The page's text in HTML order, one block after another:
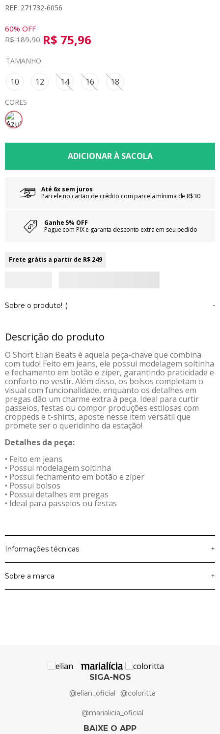
REF: 271732-6056
60% OFF
R$ 189,90 R$ 75,96
TAMANHO
10 12 14 16 18
CORES
Até 6x sem juros
Parcele no cartão de crédito com parcela mínima de R$30
Ganhe 5% OFF
Pague com PIX e garanta desconto extra em seu pedido
Frete grátis a partir de R$ 249
Sobre o produto! ;) -
Descrição do produto
O Short Elian Beats é aquela peça-chave que combina
com tudo! Feito em jeans, ele possui modelagem soltinha
e fechamento em botão e zíper, garantindo praticidade e
conforto no vestir. Além disso, os bolsos completam o
visual com funcionalidade, enquanto os detalhes em
pregas dão um charme extra à peça. Ideal para curtir
passeios, festas ou compor produções estilosas com
croppeds e t-shirts, aposte nesse item versátil que
promete ser o queridinho da estação!
Detalhes da peça:
• Feito em jeans
• Possui modelagem soltinha
• Possui fechamento em botão e zíper
• Possui bolsos
• Possui detalhes em pregas
• Ideal para passeios ou festas
Informações técnicas +
Material Principal Jeans
Sobre a marca +
SIGA-NOS
@elian_oficial @coloritta
@marialicia_oficial
BAIXE O APP
8º
calça
9º
10º colorittá